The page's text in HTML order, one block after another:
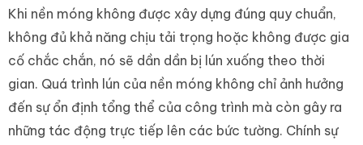
Khi nền móng không được xây dựng đúng quy chuẩn,
không đủ khả năng chịu tải trọng hoặc không được gia
cố chắc chắn, nó sẽ dần dần bị lún xuống theo thời
gian. Quá trình lún của nền móng không chỉ ảnh hưởng
đến sự ổn định tổng thể của công trình mà còn gây ra
những tác động trực tiếp lên các bức tường. Chính sự